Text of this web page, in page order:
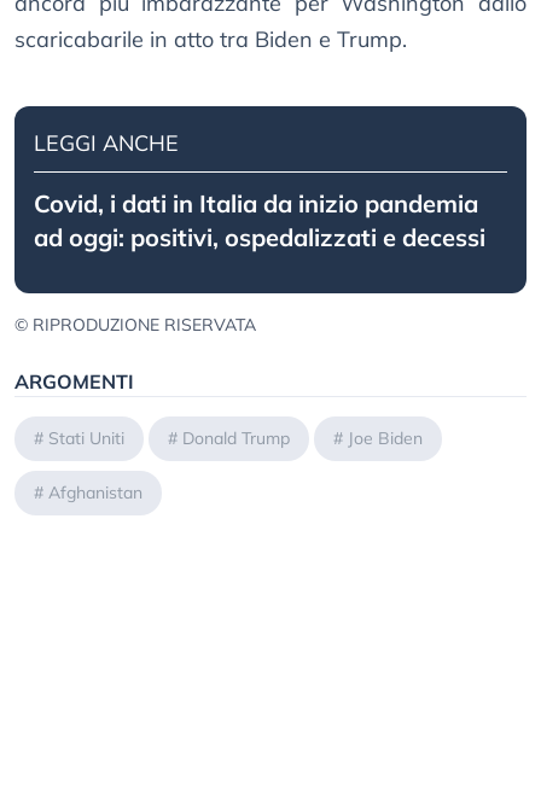
scaricabarile in atto tra Biden e Trump.
LEGGI ANCHE
Covid, i dati in Italia da inizio pandemia
ad oggi: positivi, ospedalizzati e decessi
© RIPRODUZIONE RISERVATA
ARGOMENTI
# Stati Uniti # Donald Trump # Joe Biden
# Afghanistan